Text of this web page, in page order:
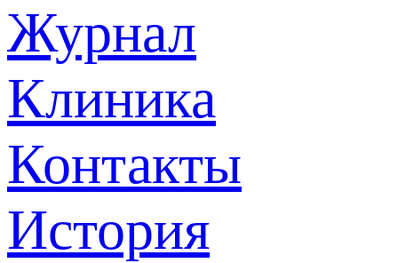
Журнал
Клиника
Контакты
История